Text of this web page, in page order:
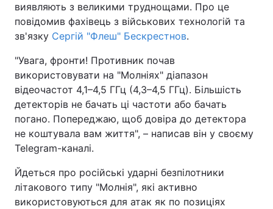
Спорт Наука
Техно і зв'язок Лайт
Зброя Інциденти
Здоров'я Туризм
Цікавинки Погода
Екологія
Лонгріди
виявляють з великими труднощами. Про це
повідомив фахівець з військових технологій та
зв'язку Сергій "Флеш" Бескрестнов.
"Увага, фронти! Противник почав
використовувати на "Молніях" діапазон
відеочастот 4,1–4,5 ГГц (4,3–4,5 ГГц). Більшість
детекторів не бачать ці частоти або бачать
погано. Попереджаю, щоб довіра до детектора
не коштувала вам життя", – написав він у своєму
Telegram-каналі.
Йдеться про російські ударні безпілотники
літакового типу "Молнія", які активно
використовуються для атак як по позиціях